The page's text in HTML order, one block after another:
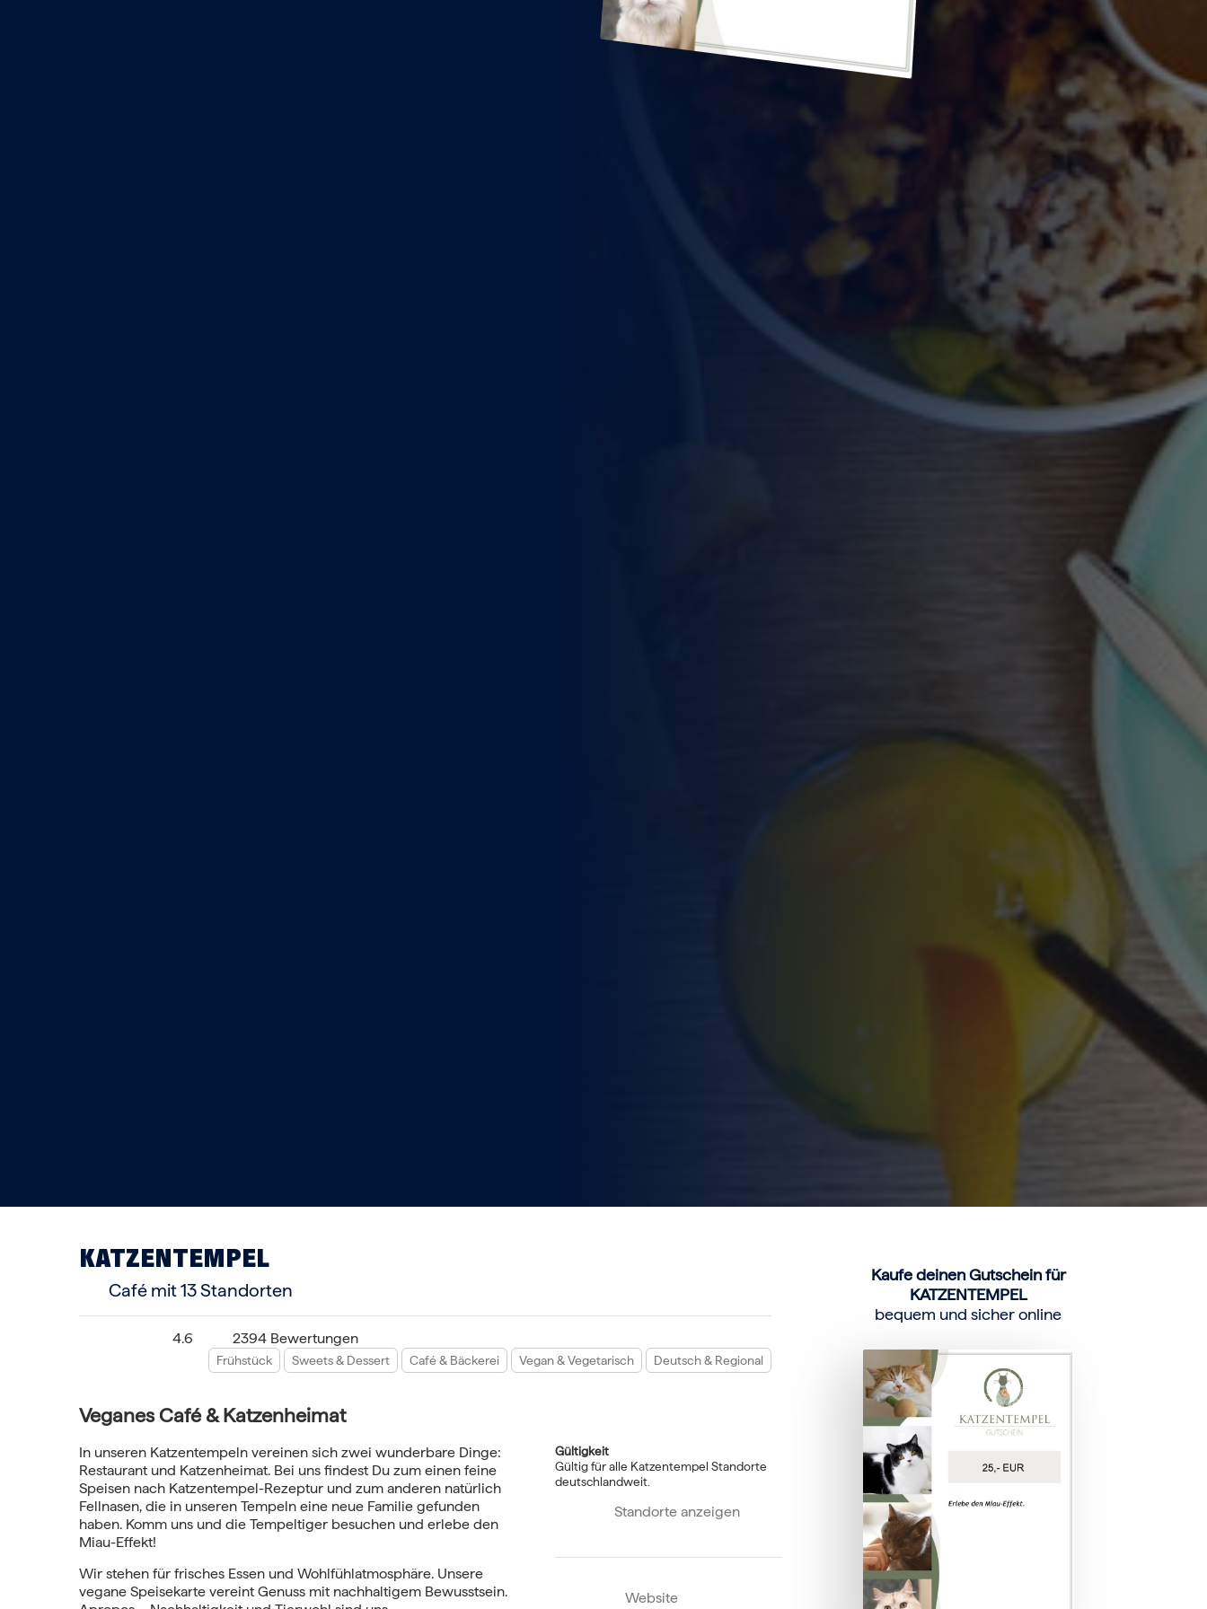
KATZENTEMPEL
Café mit 13 Standorten
4.6 2394 Bewertungen
Frühstück Sweets & Dessert Café & Bäckerei Vegan & Vegetarisch Deutsch & Regional
Veganes Café & Katzenheimat
In unseren Katzentempeln vereinen sich zwei wunderbare Dinge:
Restaurant und Katzenheimat. Bei uns findest Du zum einen feine
Speisen nach Katzentempel-Rezeptur und zum anderen natürlich
Fellnasen, die in unseren Tempeln eine neue Familie gefunden
haben. Komm uns und die Tempeltiger besuchen und erlebe den
Miau-Effekt!
Wir stehen für frisches Essen und Wohlfühlatmosphäre. Unsere
vegane Speisekarte vereint Genuss mit nachhaltigem Bewusstsein.
Gültigkeit
Gültig für alle Katzentempel Standorte
deutschlandweit.
Standorte anzeigen
Website
Kaufe deinen Gutschein für
KATZENTEMPEL
bequem und sicher online